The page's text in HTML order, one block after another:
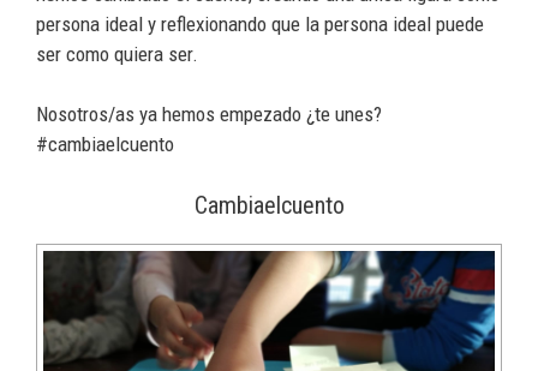
persona ideal y reflexionando que la persona ideal puede
ser como quiera ser.
Nosotros/as ya hemos empezado ¿te unes?
#cambiaelcuento
Cambiaelcuento